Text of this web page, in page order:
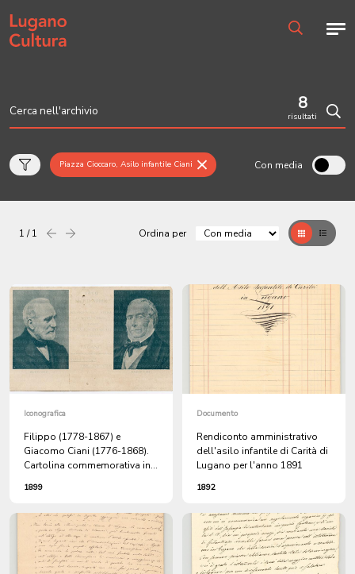
Home page
8
risultati
Piazza Cioccaro, Asilo infantile Ciani Con media
1 / 1 Precedentesuccessiva Ordina per GrigliaTable
Iconografica
Filippo (1778-1867) e
Giacomo Ciani (1776-1868).
Cartolina commemorativa in
beneficenza a favore
Lugano
1899
Documento
Rendiconto amministrativo
dell'asilo infantile di Carità di
Lugano per l'anno 1891
1892